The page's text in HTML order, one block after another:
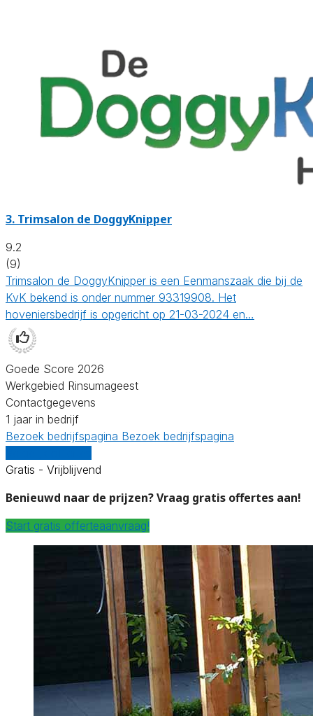
3. Trimsalon de DoggyKnipper
9.2
(9)
Trimsalon de DoggyKnipper is een Eenmanszaak die bij de
KvK bekend is onder nummer 93319908. Het
hoveniersbedrijf is opgericht op 21-03-2024 en…
Goede Score 2026
Werkgebied Rinsumageest
Contactgegevens
1 jaar in bedrijf
Bezoek bedrijfspagina Bezoek bedrijfspagina
Gratis - Vrijblijvend
Benieuwd naar de prijzen? Vraag gratis offertes aan!
Start gratis offerteaanvraag!